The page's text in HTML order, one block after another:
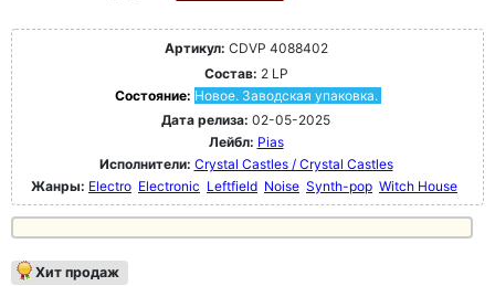
Артикул: CDVP 4088402
Состав: 2 LP
Состояние: Новое. Заводская упаковка.
Дата релиза: 02-05-2025
Лейбл: Pias
Исполнители: Crystal Castles / Crystal Castles
Жанры: Electro Electronic Leftfield Noise Synth-pop Witch House
Хит продаж